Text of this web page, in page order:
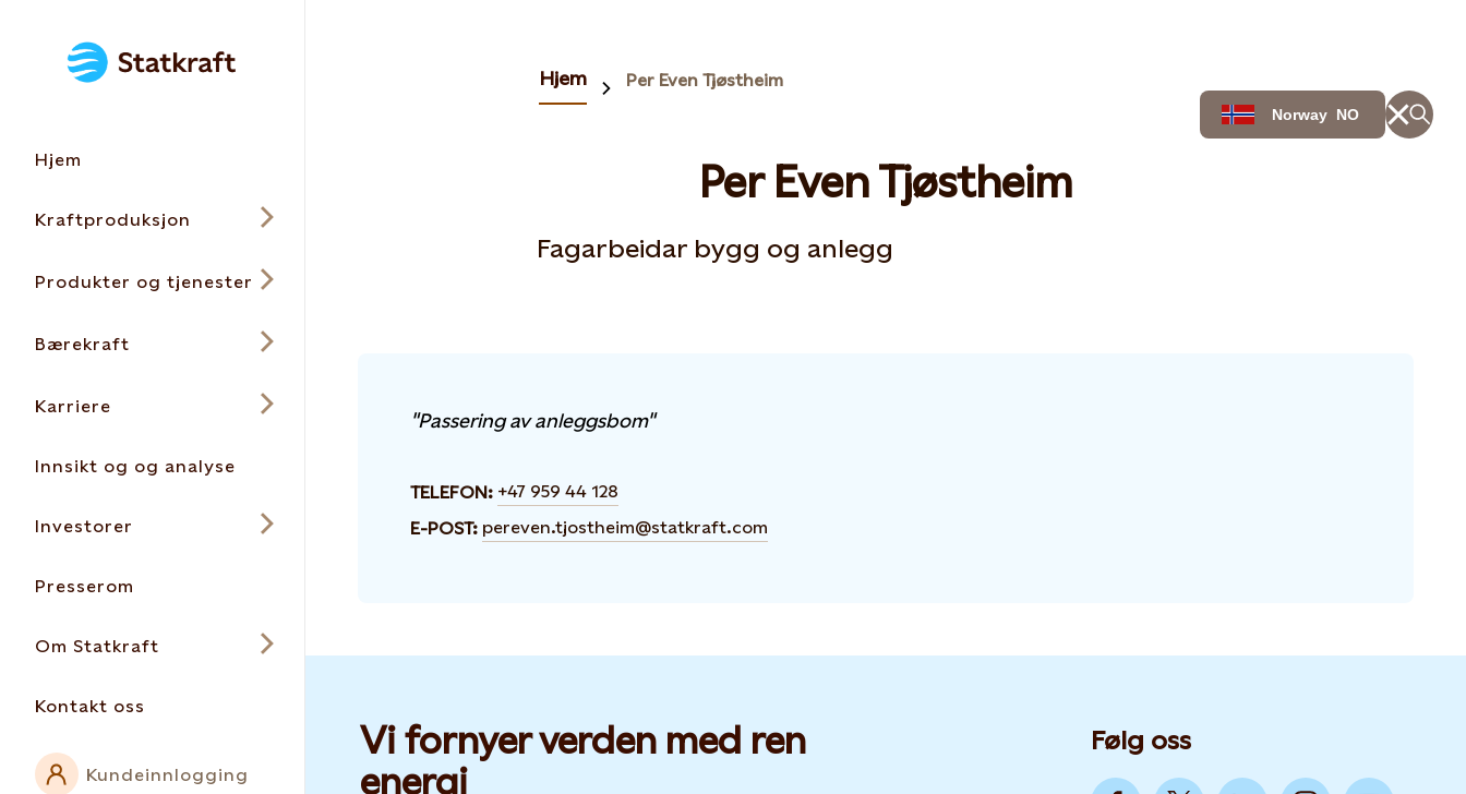
Hjem
Kraftproduksjon
Produkter og tjenester
Bærekraft
Karriere
Innsikt og og analyse
Investorer
Presserom
Om Statkraft
Kontakt oss
Kundeinnlogging
Norway NO
Hjem Per Even Tjøstheim
Per Even Tjøstheim
Fagarbeidar bygg og anlegg
"Passering av anleggsbom"
TELEFON: +47 959 44 128
E-POST: pereven.tjostheim@statkraft.com
Vi fornyer verden med ren
energi
Følg oss